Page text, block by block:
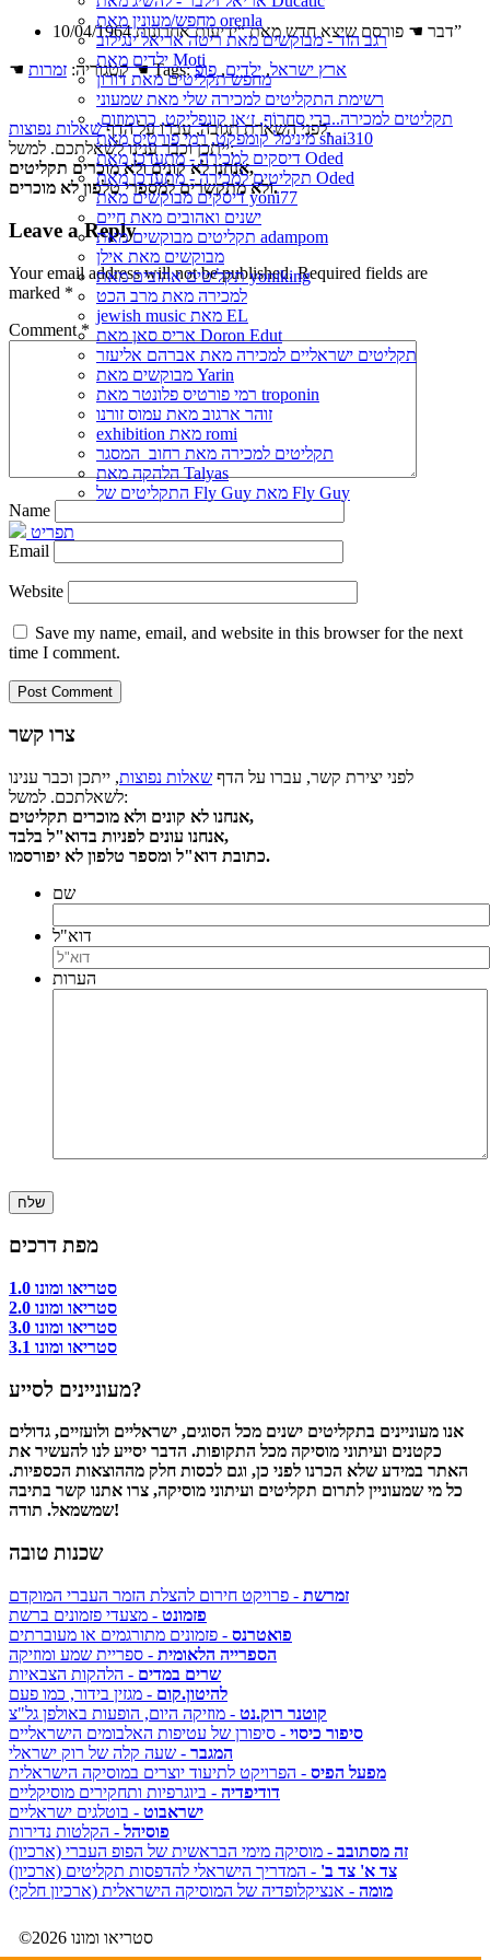
מחפש/מעונין מאת orenla
רגב הוד - מבוקשים מאת ריטה אריאל ינגילוב
ילדים מאת Moti
מחפש תקליטים מאת דורון
רשימת התקליטים למכירה שלי מאת שמעוני
תקליטים למכירה..ברי סחרוֹף, ז׳אן קונפליקט, כרומוזום,
מינימל קומפקט, רמי פורטיס מאת shai310
דיסקים למכירה - מתעדכן מאת Oded
תקליטים למכירה - מתעדכן מאת Oded
דיסקים מבוקשים מאת yoni77
ישנים ואהובים מאת חיים
תקליטים מבוקשים מאת adampom
מבוקשים מאת אילן
תקליטים אהובים מאת yoniking
למכירה מאת מרב הכט
jewish music מאת EL
אריס סאן מאת Doron Edut
תקליטים ישראליים למכירה מאת אברהם אליעזר
מבוקשים מאת Yarin
רמי פורטיס פלונטר מאת troponin
זוהר ארגוב מאת עמוס זורנו
exhibition מאת romi
תקליטים למכירה מאת רחוב_המסגר
הלהקה מאת Talyas
התקליטים של Fly Guy מאת Fly Guy
תפריט
10/04/1964 דבר ☚ פורסם שיצא חדש מאת “ידיעות אחרונות”
☚ קטגוריה: זמרות ☚ Tags: ארץ ישראל, ילדים, פופ
לפני השארת תגובה, עברו על הדףשאלות נפוצות
,
ייתכן וכבר ענינו לשאלתכם. למשל:
אנחנו לא קונים ולא מוכרים תקליטים,
ולא מתקשרים למספרי טלפון לא מוכרים.
Leave a Reply
Your email address will not be published. Required fields are
marked *
Comment*
Name
Email
Website
Save my name, email, and website in this browser for the next
time I comment.
צרו קשר
לפני יצירת קשר, עברו על הדף שאלות נפוצות, ייתכן וכבר ענינו
לשאלתכם. למשל:
אנחנו לא קונים ולא מוכרים תקליטים,
אנחנו עונים לפניות בדוא"ל בלבד,
כתובת דוא"ל ומספר טלפון לא יפורסמו.
שם
דוא"ל
הערות
מפת דרכים
סטריאו ומונו 1.0
סטריאו ומונו 2.0
סטריאו ומונו 3.0
סטריאו ומונו 3.1
מעוניינים לסייע?
אנו מעוניינים בתקליטים ישנים מכל הסוגים, ישראליים ולועזיים, גדולים
כקטנים ועיתוני מוסיקה מכל התקופות. הדבר יסייע לנו להעשיר את
האתר במידע שלא הכרנו לפני כן, וגם לכסות חלק מההוצאות הכספיות.
כל מי שמעוניין לתרום תקליטים ועיתוני מוסיקה, צרו אתנו קשר בתיבה
שמשמאל. תודה!
שכנות טובה
זמרשת - פרויקט חירום להצלת הזמר העברי המוקדם
פזמונט - מצעדי פזמונים ברשת
פואטרנס - פזמונים מתורגמים או מעוברתים
הספרייה הלאומית - ספריית שמע ומוזיקה
שרים במדים - הלהקות הצבאיות
להיטון.קום - מגזין בידור, כמו פעם
קוטנר רוק.נט - מוזיקה היום, הופעות באולפן גל"צ
סיפור כיסוי - סיפורן של עטיפות האלבומים הישראליים
המגבר - שעה קלה של רוק ישראלי
מפעל הפיס - הפרויקט לתיעוד יוצרים במוסיקה הישראלית
דודיפדיה - ביוגרפיות ותחקירים מוסיקליים
ישראבוט - בוטלגים ישראליים
פוסיהל - הקלטות נדירות
זה מסתובב - מוסיקה מימי הבראשית של הפופ העברי (ארכיון)
צד א' צד ב' - המדריך הישראלי להדפסות תקליטים (ארכיון)
מומה - אנציקלופדיה של המוסיקה הישראלית (ארכיון חלקי)
©2026 סטריאו ומונו